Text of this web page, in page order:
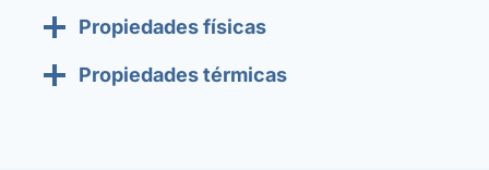
Propiedades físicas
Propiedades térmicas